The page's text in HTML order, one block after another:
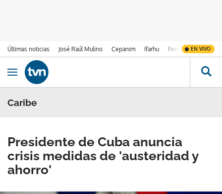
Últimas noticias José Raúl Mulino Cepanim Ifarhu Fenómeno de El
EN VIVO
Ir al contenido
Obrir navegació
Caribe
Presidente de Cuba anuncia
crisis medidas de 'austeridad y
ahorro'